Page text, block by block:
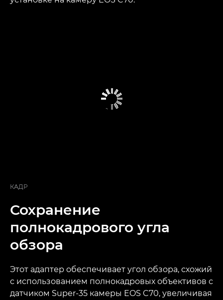
КАДР
Сохранение
полнокадрового угла
обзора
Этот адаптер обеспечивает угол обзора, схожий
с использованием полнокадровых объективов с
датчиком Super-35 камеры EOS C70, увеличивая